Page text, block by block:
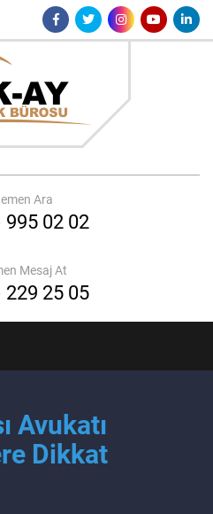
Ara
995 02 02
Mesaj At
229 25 05
Avukatı
Dikkat